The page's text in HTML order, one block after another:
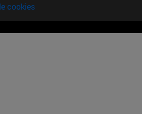
cookies